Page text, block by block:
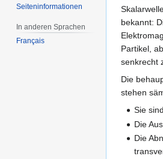
bekannt:
Partikel,
senkrecht
Die
stehen
Sie
Die
Die
Seiten­informationen
In anderen Sprachen
Français